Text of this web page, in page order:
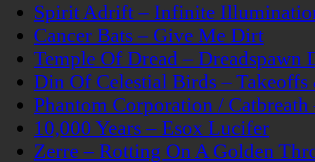
Spirit Adrift – Infinite
Cancer Bats – Give Me Dirt
Temple Of Dread – Dreadspawn
Din Of Celestial Birds –
Phantom Corporation /
10,000 Years – Esox Lucifer
Zerre – Rotting On A Golden